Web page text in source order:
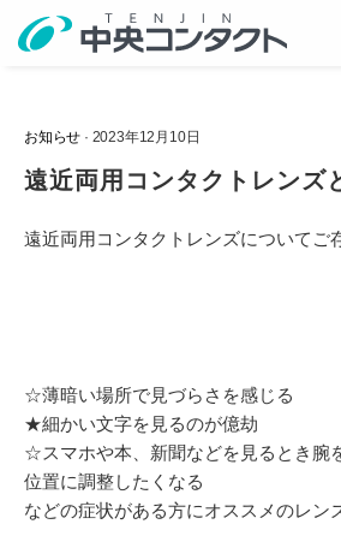
お知らせ · 2023年12月10日
遠近両用コンタクトレンズ
遠近両用コンタクトレンズについてご
☆薄暗い場所で見づらさを感じる
★細かい文字を見るのが億劫
☆スマホや本、新聞などを見るとき腕
位置に調整したくなる
などの症状がある方にオススメのレン